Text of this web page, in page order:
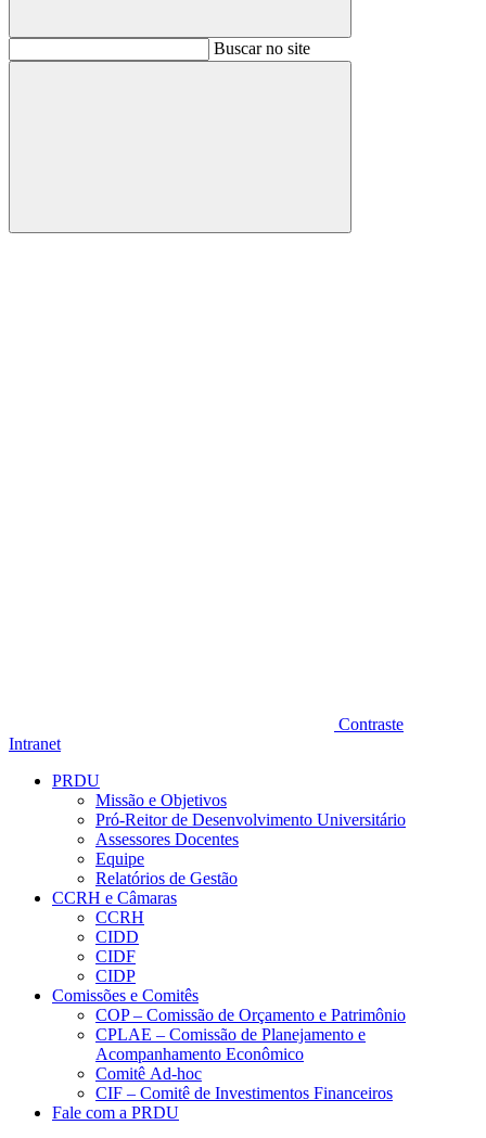
BuscarBuscar no site
Buscar
Contraste
Intranet
PRDU
Missão e Objetivos
Pró-Reitor de Desenvolvimento Universitário
Assessores Docentes
Equipe
Relatórios de Gestão
CCRH e Câmaras
CCRH
CIDD
CIDF
CIDP
Comissões e Comitês
COP – Comissão de Orçamento e Patrimônio
CPLAE – Comissão de Planejamento e
Acompanhamento Econômico
Comitê Ad-hoc
CIF – Comitê de Investimentos Financeiros
Fale com a PRDU